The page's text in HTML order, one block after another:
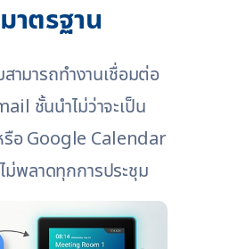
าตรฐาน
ามารถทำงานเชื่อมต่อ
ชั้นนำไม่ว่าจะเป็น
อ Google Calendar
ม่พลาดทุกการประชุม